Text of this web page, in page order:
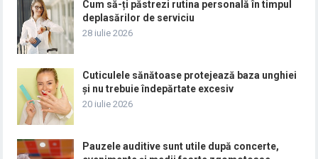
Cum să-ți păstrezi rutina personală în timpul
deplasărilor de serviciu
28 iulie 2026
Cuticulele sănătoase protejează baza unghiei
și nu trebuie îndepărtate excesiv
20 iulie 2026
Pauzele auditive sunt utile după concerte,